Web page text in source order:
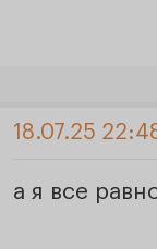
18.07.25
а я все